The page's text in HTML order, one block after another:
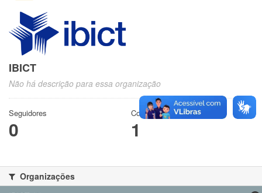
IBICT
Não há descrição para essa organização
Seguidores
0
Conjuntos de dados
1
Organizações